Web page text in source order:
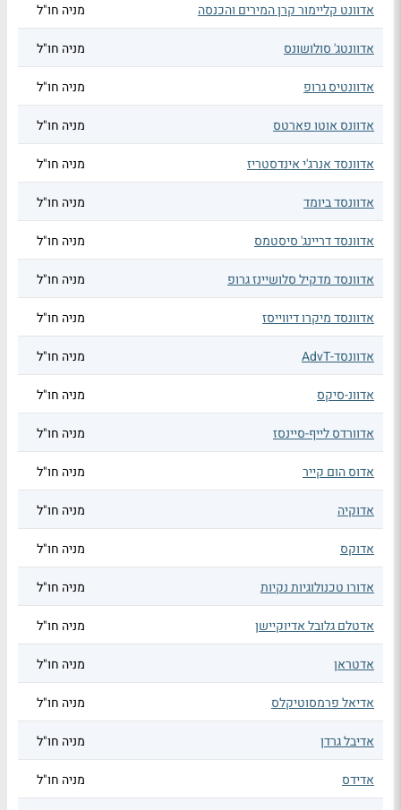
אדוונט קליימור קרן המירים והכנסה
מניה חו"ל
אדוונטג' סולושונס מניה חו"ל
אדוונטיס גרופ מניה חו"ל
אדוונס אוטו פארטס מניה חו"ל
אדוונסד אנרג'י אינדסטריז מניה חו"ל
אדוונסד ביומד מניה חו"ל
אדוונסד דריינג' סיסטמס מניה חו"ל
אדוונסד מדקיל סלושיינז גרופ מניה חו"ל
אדוונסד מיקרו דיווייסז מניה חו"ל
אדוונסד-AdvT מניה חו"ל
אדוונ-סיקס מניה חו"ל
אדוורדס לייף-סיינסז מניה חו"ל
אדוס הום קייר מניה חו"ל
אדוקיה מניה חו"ל
אדוקס מניה חו"ל
אדורו טכנולוגיות נקיות מניה חו"ל
אדטלם גלובל אדיוקיישן מניה חו"ל
אדטראן מניה חו"ל
אדיאל פרמסוטיקלס מניה חו"ל
אדיבל גרדן מניה חו"ל
אדידס מניה חו"ל